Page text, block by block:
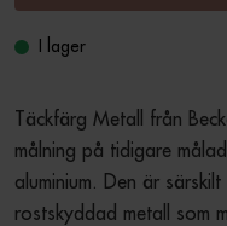
I lager
Täckfärg Metall från
målning på tidigare
aluminium. Den är
rostskyddad metall som